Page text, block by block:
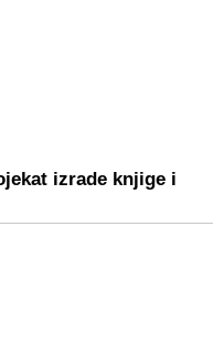
izrade knjige i